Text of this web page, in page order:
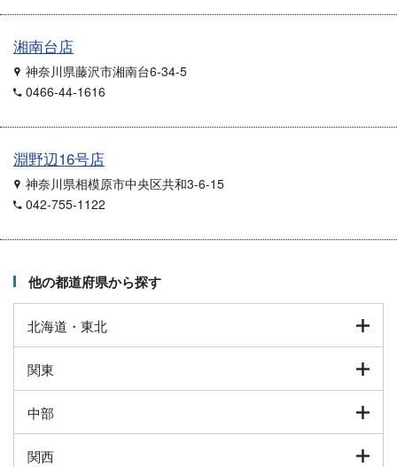
湘南台店
神奈川県藤沢市湘南台6-34-5
0466-44-1616
淵野辺16号店
神奈川県相模原市中央区共和3-6-15
042-755-1122
他の都道府県から探す
北海道・東北
関東
中部
関西